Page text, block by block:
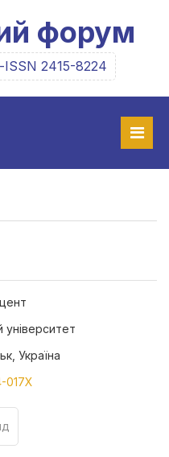
форум
ISSN 2415-8224
університет
Україна
017X